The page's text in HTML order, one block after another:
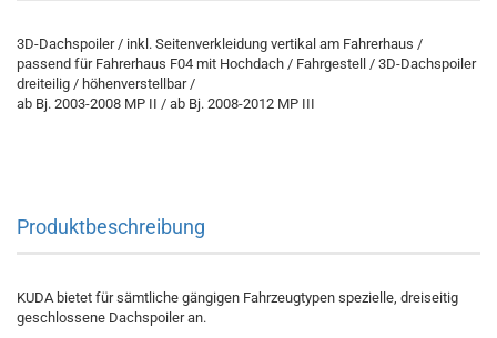
3D-Dachspoiler / inkl. Seitenverkleidung vertikal am Fahrerhaus /
passend für Fahrerhaus F04 mit Hochdach / Fahrgestell / 3D-Dachspoiler
dreiteilig / höhenverstellbar /
ab Bj. 2003-2008 MP II / ab Bj. 2008-2012 MP III
Produktbeschreibung
KUDA bietet für sämtliche gängigen Fahrzeugtypen spezielle, dreiseitig
geschlossene Dachspoiler an.